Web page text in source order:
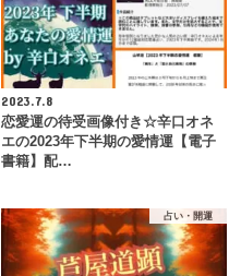
2023.7.8
恋愛運の待受画像付き☆辛口オネ
エの2023年下半期の愛情運【電子
書籍】配…
占い・開運